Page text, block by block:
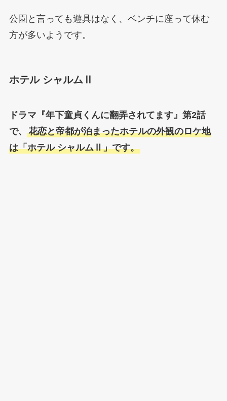
公園と言っても遊具はなく、ベンチに座って休む
方が多いようです。
ホテル シャルムⅡ
ドラマ『年下童貞くんに翻弄されてます』第2話
で、 花恋と帝都が泊まったホテルの外観のロケ地
は「ホテル シャルムⅡ」です。